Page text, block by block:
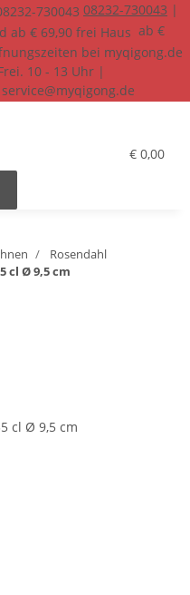
08232-730043 |
ab €
10 - 13 Uhr |
service@myqigong.de
€ 0,00
Rosendahl
cl Ø 9,5 cm